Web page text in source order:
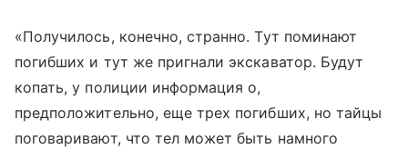
«Получилось, конечно, странно. Тут поминают
погибших и тут же пригнали экскаватор. Будут
копать, у полиции информация о,
предположительно, еще трех погибших, но тайцы
поговаривают, что тел может быть намного